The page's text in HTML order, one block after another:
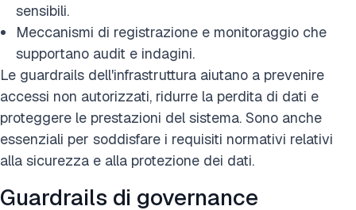
sensibili.
Meccanismi di registrazione e monitoraggio che
supportano audit e indagini.
Le guardrails dell'infrastruttura aiutano a prevenire
accessi non autorizzati, ridurre la perdita di dati e
proteggere le prestazioni del sistema. Sono anche
essenziali per soddisfare i requisiti normativi relativi
alla sicurezza e alla protezione dei dati.
Guardrails di governance